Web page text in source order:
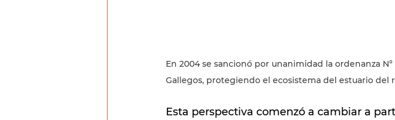
En 2004 se sancionó por unanimidad la ordenanza
Gallegos, protegiendo el ecosistema del estuario del
Esta perspectiva comenzó a cambiar a